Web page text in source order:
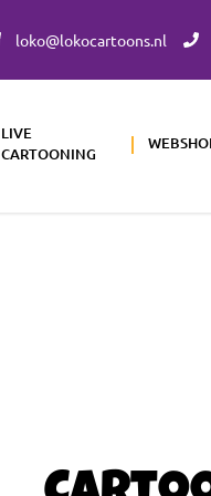
loko@lokocartoons.nl
LIVE
CARTOONING